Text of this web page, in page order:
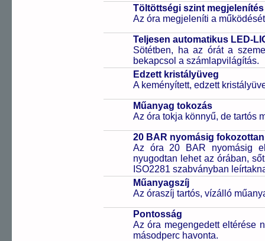
Töltöttségi szint megjelenítés
Az óra megjeleníti a
Teljesen automatikus LED-
Sötétben, ha az órát a
bekapcsol a számlapvilágítás.
Edzett kristályüveg
A keményített, edzett
Műanyag tokozás
Az óra tokja könnyű, de tartós
20 BAR nyomásig
Az óra 20 BAR nyomásig
nyugodtan lehet az órában,
ISO2281 szabványban
Műanyagszíj
Az óraszíj tartós, vízálló
Pontosság
Az óra megengedett eltérése
másodperc havonta.